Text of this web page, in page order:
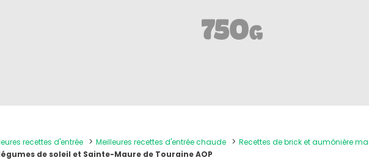
recettes d'entrée Meilleures recettes d'entrée chaude
Recettes de brick et aumônière
de soleil et Sainte-Maure de Touraine AOP